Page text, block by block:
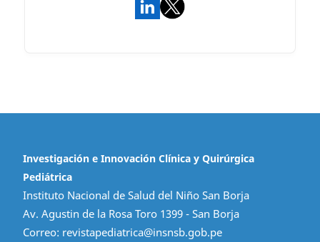
Investigación e Innovación Clínica y Quirúrgica
Pediátrica
Instituto Nacional de Salud del Niño San Borja
Av. Agustin de la Rosa Toro 1399 - San Borja
Correo: revistapediatrica@insnsb.gob.pe